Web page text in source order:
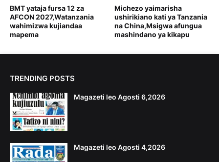
BMT yataja fursa 12 za
AFCON 2027,Watanzania
wahimizwa kujiandaa
mapema
Michezo yaimarisha
ushirikiano kati ya Tanzania
na China,Msigwa afungua
mashindano ya kikapu
TRENDING POSTS
Magazeti leo Agosti 6,2026
Magazeti leo Agosti 4,2026